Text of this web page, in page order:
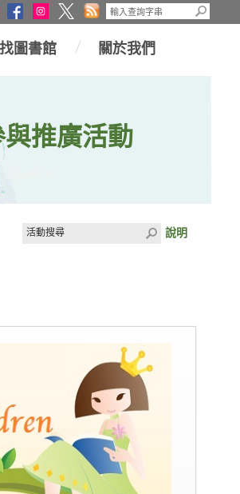
圖書館 關於我們
與推廣活動
說明